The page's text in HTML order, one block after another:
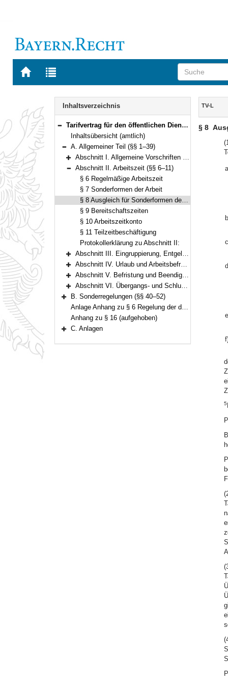
Zur
BAYERN.RECHT
Zur
letzten
Navigation
Inhaltsverzeichnis
Bereich reduzieren
Tarifvertrag für den öffentlichen Dienst der Länder (TV-L) Vom 12. Oktober 2006 (§§ 1–52)
Inhaltsübersicht (amtlich)
Bereich reduzieren
A. Allgemeiner Teil (§§ 1–39)
Bereich erweitern
Abschnitt I. Allgemeine Vorschriften (§§ 1–5)
Bereich reduzieren
Abschnitt II. Arbeitszeit (§§ 6–11)
§ 6 Regelmäßige Arbeitszeit
§ 7 Sonderformen der Arbeit
§ 8 Ausgleich für Sonderformen der Arbeit
§ 9 Bereitschaftszeiten
§ 10 Arbeitszeitkonto
§ 11 Teilzeitbeschäftigung
Protokollerklärung zu Abschnitt II:
Bereich erweitern
Abschnitt III. Eingruppierung, Entgelt und sonstige Leistungen (§§ 12–25)
Bereich erweitern
Abschnitt IV. Urlaub und Arbeitsbefreiung (§§ 26–29)
Bereich erweitern
Abschnitt V. Befristung und Beendigung des Arbeitsverhältnisses (§§ 30–35)
Bereich erweitern
Abschnitt VI. Übergangs- und Schlussvorschriften (§§ 36–39)
Bereich erweitern
B. Sonderregelungen (§§ 40–52)
Anlage Anhang zu § 6 Regelung der durchschnittlichen regelmäßigen wöchentlichen Arbeitszeit im Tarifgebiet West
Anhang zu § 16 (aufgehoben)
C. Anlagen
Inhalt
TV-L
§ 8
5